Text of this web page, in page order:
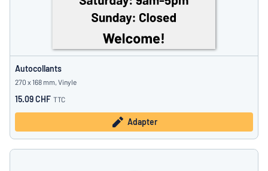
Autocollants
270 x 168 mm, Vinyle
15.09 CHF TTC
Adapter